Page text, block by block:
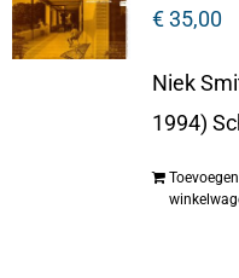
€35,00
Niek
1994)